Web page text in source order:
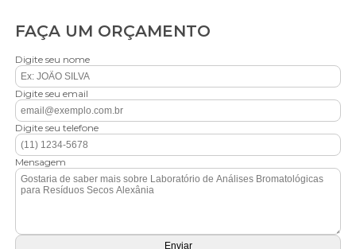
FAÇA UM ORÇAMENTO
Digite seu nome
Digite seu email
Digite seu telefone
Mensagem